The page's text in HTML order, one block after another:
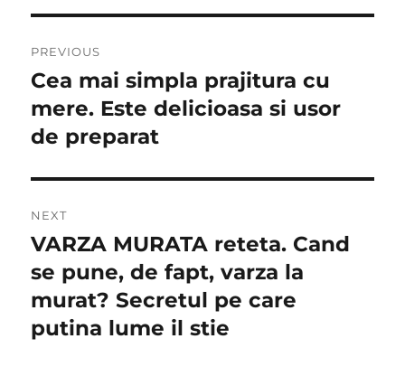
navigation
PREVIOUS
Previous
post:
Cea mai simpla prajitura cu
mere. Este delicioasa si usor
de preparat
NEXT
Next
post:
VARZA MURATA reteta. Cand
se pune, de fapt, varza la
murat? Secretul pe care
putina lume il stie